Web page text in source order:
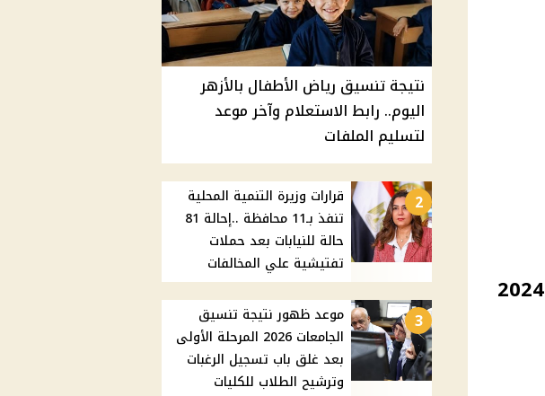
5 هواتف محمولة اقتصادية متوفرة بالسوق المصري 2024
نتيجة تنسيق رياض الأطفال بالأزهر
اليوم.. رابط الاستعلام وآخر موعد
لتسليم الملفات
2
قرارات وزيرة التنمية المحلية
تنفذ بـ11 محافظة ..إحالة 81
حالة للنيابات بعد حملات
تفتيشية علي المخالفات
3
موعد ظهور نتيجة تنسيق
الجامعات 2026 المرحلة الأولى
بعد غلق باب تسجيل الرغبات
وترشيح الطلاب للكليات